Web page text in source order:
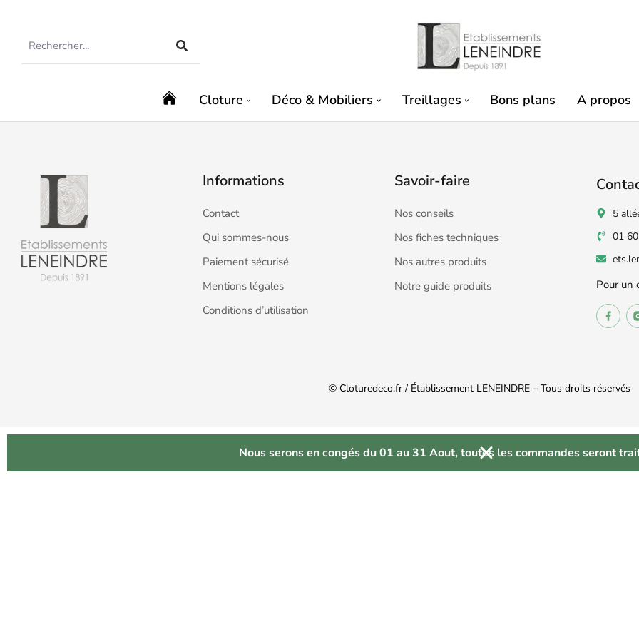
Cloture Déco & Mobiliers Treillages Bons plans A propos
Informations
Contact
Qui sommes-nous
Paiement sécurisé
Mentions légales
Conditions d’utilisation
Savoir-faire
Nos conseils
Nos fiches techniques
Nos autres produits
Notre guide produits
5
01
Pour un
© Cloturedeco.fr / Établissement LENEINDRE – Tous droits réservés
Nous serons en congés du 01 au 31 Aout, toutes les commandes seront